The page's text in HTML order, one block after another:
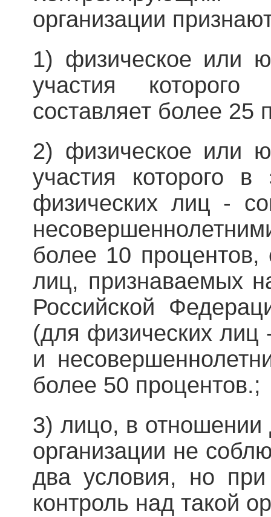
организации
1) физическое или
участия
составляет более 25
2) физическое или
участия которого в
физических лиц -
более 10 процентов,
лиц, признаваемых
Российской
(для физических лиц
и
более 50 процентов.;
3) лицо, в отношении
организации не
два условия, но
контроль над такой